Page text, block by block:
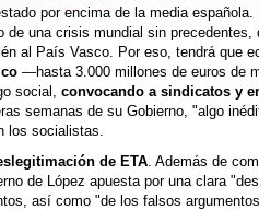
por encima de la media
de una crisis mundial sin
al País Vasco. Por eso, tendrá que
—hasta 3.000 millones de euros de
social, convocando a sindicatos y
semanas de su Gobierno, "algo
los socialistas.
de ETA. Además de
de López apuesta por una clara
así como "de los falsos